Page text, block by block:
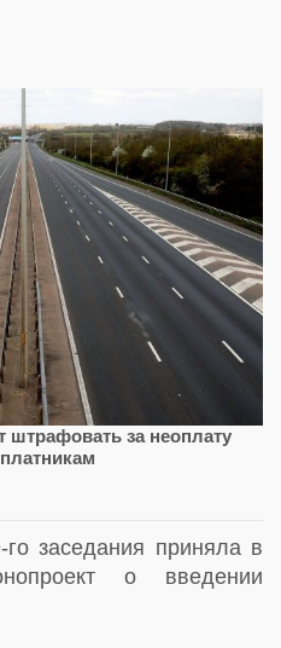
весового и
штрафовать за неоплату
заседания приняла в
о введении
автомобилистов